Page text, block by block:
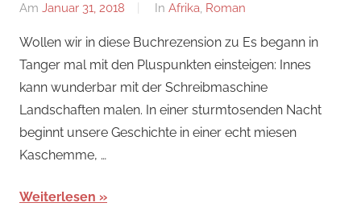
Am Januar 31, 2018
Von
In Afrika, Roman
Wollen wir in diese Buchrezension zu Es begann in
Tanger mal mit den Pluspunkten einsteigen: Innes
kann wunderbar mit der Schreibmaschine
Landschaften malen. In einer sturmtosenden Nacht
beginnt unsere Geschichte in einer echt miesen
Kaschemme, …
Weiterlesen